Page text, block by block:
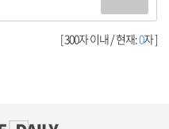
[ 300자 이내 / 현재:0자 ]